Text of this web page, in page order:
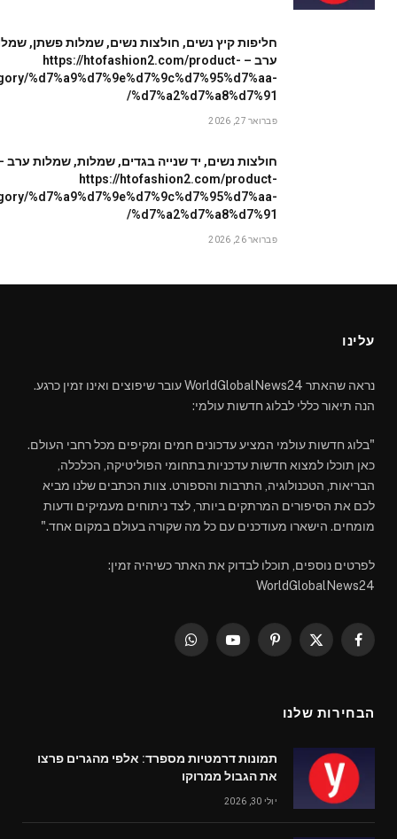
חליפות קיץ נשים, חולצות נשים, שמלות פשתן,
ערב – https://htofashion2.com/product-
%d7%a9%d7%9e%d7%9c%d7%95%d7%aa-
%d7%a2%d7%a8%d7%91/
פברואר 27, 2026
חולצות נשים, יד שנייה בגדים, שמלות, שמלות ערב
https://htofashion2.com/product-
%d7%a9%d7%9e%d7%9c%d7%95%d7%aa-
%d7%a2%d7%a8%d7%91/
פברואר 26, 2026
עלינו
נראה שהאתר WorldGlobalNews24 עובר שיפוצים ואינו זמין כרגע.
הנה תיאור כללי לבלוג חדשות עולמי:
"בלוג חדשות עולמי המציע עדכונים חמים ומקיפים מכל רחבי העולם.
כאן תוכלו למצוא חדשות עדכניות בתחומי הפוליטיקה, הכלכלה,
הבריאות, הטכנולוגיה, התרבות והספורט. צוות הכתבים שלנו מביא
לכם את הסיפורים המרתקים ביותר, לצד ניתוחים מעמיקים ודעות
מומחים. הישארו מעודכנים עם כל מה שקורה בעולם במקום אחד."
לפרטים נוספים, תוכלו לבדוק את האתר כשיהיה זמין:
WorldGlobalNews24
Facebook
X
Pinterest
YouTube
WhatsApp
הבחירות שלנו
תמונות דרמטיות מספרד: אלפי מהגרים פרצו
את הגבול ממרוקו
יולי 30, 2026